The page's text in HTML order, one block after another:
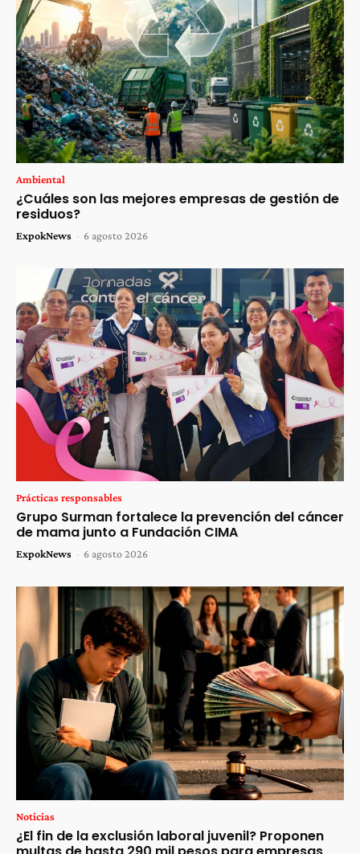
Ambiental
¿Cuáles son las mejores empresas de gestión de
residuos?
ExpokNews - 6 agosto 2026
Prácticas responsables
Grupo Surman fortalece la prevención del cáncer
de mama junto a Fundación CIMA
ExpokNews - 6 agosto 2026
Noticias
¿El fin de la exclusión laboral juvenil? Proponen